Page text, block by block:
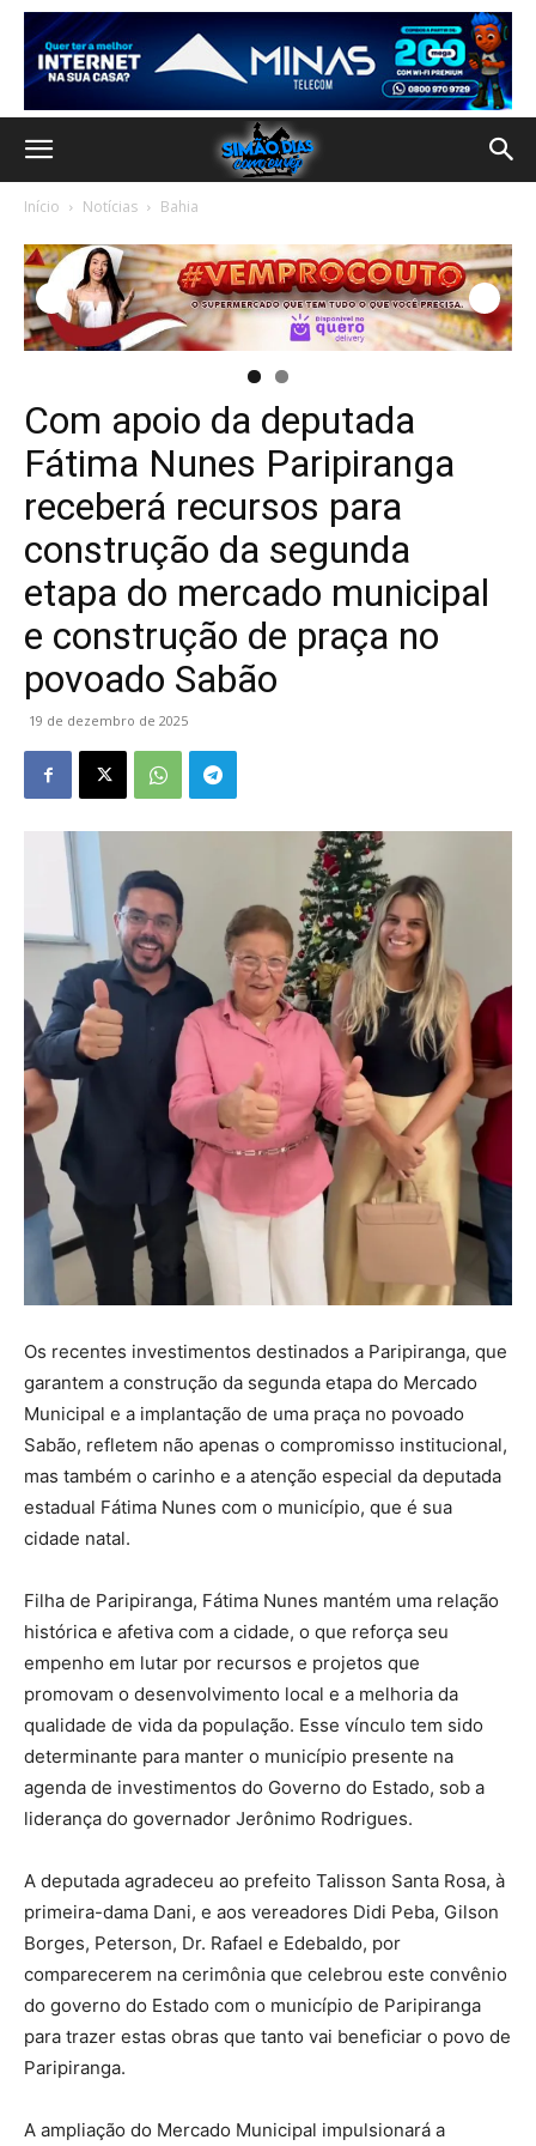
Início Notícias Bahia
Com apoio da deputada
Fátima Nunes Paripiranga
receberá recursos para
construção da segunda
etapa do mercado municipal
e construção de praça no
povoado Sabão
19 de dezembro de 2025
Os recentes investimentos destinados a Paripiranga, que
garantem a construção da segunda etapa do Mercado
Municipal e a implantação de uma praça no povoado
Sabão, refletem não apenas o compromisso institucional,
mas também o carinho e a atenção especial da deputada
estadual Fátima Nunes com o município, que é sua
cidade natal.
Filha de Paripiranga, Fátima Nunes mantém uma relação
histórica e afetiva com a cidade, o que reforça seu
empenho em lutar por recursos e projetos que
promovam o desenvolvimento local e a melhoria da
qualidade de vida da população. Esse vínculo tem sido
determinante para manter o município presente na
agenda de investimentos do Governo do Estado, sob a
liderança do governador Jerônimo Rodrigues.
A deputada agradeceu ao prefeito Talisson Santa Rosa, à
primeira-dama Dani, e aos vereadores Didi Peba, Gilson
Borges, Peterson, Dr. Rafael e Edebaldo, por
comparecerem na cerimônia que celebrou este convênio
do governo do Estado com o município de Paripiranga
para trazer estas obras que tanto vai beneficiar o povo de
Paripiranga.
A ampliação do Mercado Municipal impulsionará a